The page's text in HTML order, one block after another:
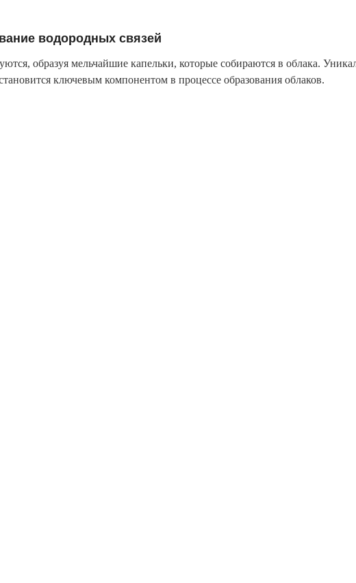
водородных связей
образуя мельчайшие капельки, которые собираются в облака.
ключевым компонентом в процессе образования облаков.